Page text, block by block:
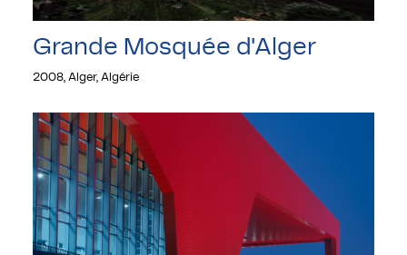
Grande Mosquée d'Alger
2008, Alger, Algérie